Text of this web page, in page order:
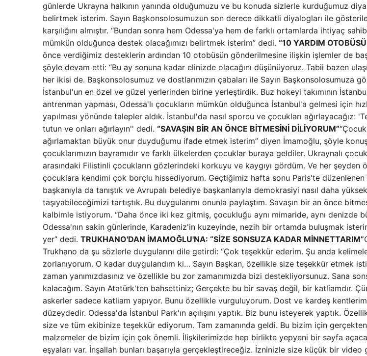
günlerde Ukrayna halkının yanında olduğumuzu ve bu konuda sizlerle kurduğumuz
belirtmek isterim. Sayın Başkonsolosumuzun son derece dikkatli diyalogları ile
karşılığını almıştır. “Bundan sonra hem Odessa'ya hem de farklı ortamlarda ihtiyaç
mümkün olduğunca destek olacağımızı belirtmek isterim” dedi. “10 YARDIM
önce verdiğimiz desteklerin ardından 10 otobüsün gönderilmesine ilişkin işlemler de
şöyle devam etti: “Bu ay sonuna kadar elinizde olacağını düşünüyoruz. Tabii bazen
her ikisi de. Başkonsolosumuz ve dostlarımızın çabaları ile Sayın Başkonsolosumuza
İstanbul'un en özel ve güzel yerlerinden birine yerleştirdik. Buz hokeyi takımının
antrenman yapması, Odessa'lı çocukların mümkün olduğunca İstanbul'a gelmesi için
yapılması yönünde talepler aldık. İstanbul'da nasıl sporcu ve çocukları ağırlayacağız:
tutun ve onları ağırlayın'' dedi. “SAVAŞIN BİR AN ÖNCE BİTMESİNİ DİLİYORUM”
ağırlamaktan büyük onur duyduğumu ifade etmek isterim” diyen İmamoğlu, şöyle
çocuklarımızın bayramıdır ve farklı ülkelerden çocuklar buraya geldiler. Ukraynalı
arasındaki Filistinli çocukların gözlerindeki korkuyu ve kaygıyı gördüm. Ve her şeyden
çocuklara kendimi çok borçlu hissediyorum. Geçtiğimiz hafta sonu Paris'te
başkanıyla da tanıştık ve Avrupalı ​​belediye başkanlarıyla demokrasiyi nasıl daha
taşıyabileceğimizi tartıştık. Bu duygularımı onunla paylaştım. Savaşın bir an önce
kalbimle istiyorum. “Daha önce iki kez gitmiş, çocukluğu aynı mimaride, aynı denizde
Odessa'nın sakin günlerinde, Karadeniz'in kuzeyinde, nezih bir ortamda buluşmak
yer” dedi. TRUKHANO'DAN İMAMOĞLU'NA: “SİZE SONSUZA KADAR MİNNETTARIM”
Trukhano da şu sözlerle duygularını dile getirdi: “Çok teşekkür ederim. Şu anda
zorlanıyorum. O kadar duygulandım ki… Sayın Başkan, özellikle size teşekkür etmek
zaman yanımızdasınız ve özellikle bu zor zamanımızda bizi destekliyorsunuz. Sana
kalacağım. Sayın Atatürk'ten bahsettiniz; Gerçekte bu bir savaş değil, bir katliamdır.
askerler sadece katliam yapıyor. Bunu özellikle vurguluyorum. Dost ve kardeş
düzeydedir. Odessa'da İstanbul Park'ın açılışını yaptık. Biz bunu isteyerek yaptık.
size ve tüm ekibinize teşekkür ediyorum. Tam zamanında geldi. Bu bizim için
malzemeler de bizim için çok önemli. İlişkilerimizde hep birlikte yepyeni bir sayfa
eşyaları var. İnşallah bunları başarıyla gerçekleştireceğiz. İzninizle size küçük bir